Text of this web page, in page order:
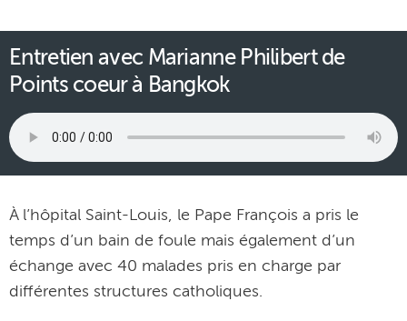
Entretien avec Marianne Philibert de
Points coeur à Bangkok
À l’hôpital Saint-Louis, le Pape François a pris le
temps d’un bain de foule mais également d’un
échange avec 40 malades pris en charge par
différentes structures catholiques.